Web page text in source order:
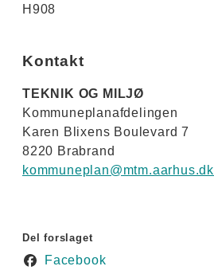
H908
Kontakt
TEKNIK OG MILJØ
Kommuneplanafdelingen
Karen Blixens Boulevard 7
8220 Brabrand
kommuneplan@mtm.aarhus.dk
Del forslaget
Facebook